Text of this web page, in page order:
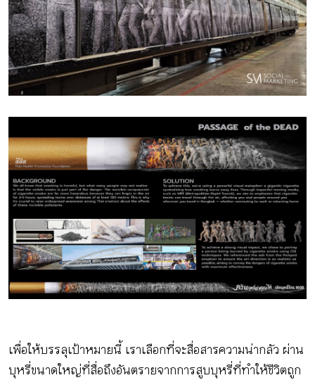
เพื่อให้บรรลุเป้าหมายนี้ เราเลือกที่จะสื่อสารความน่ากลัว ผ่าน
บุหรี่ขนาดใหญ่ที่สื่อถึงอันตรายจากการสูบบุหรี่ที่ทำให้ชีวิตถูก